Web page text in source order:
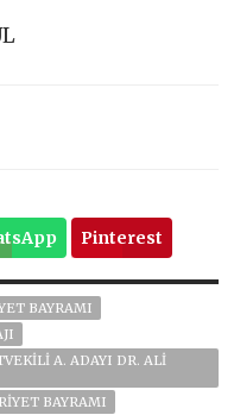
Pinterest
BAYRAMI
A. ADAYI DR. ALI
BAYRAMI